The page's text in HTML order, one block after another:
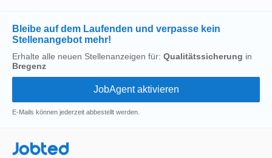
Bleibe auf dem Laufenden und verpasse kein
Stellenangebot mehr!
Erhalte alle neuen Stellenanzeigen für: Qualitätssicherung in
Bregenz
E-Mails können jederzeit abbestellt werden.
Jobted